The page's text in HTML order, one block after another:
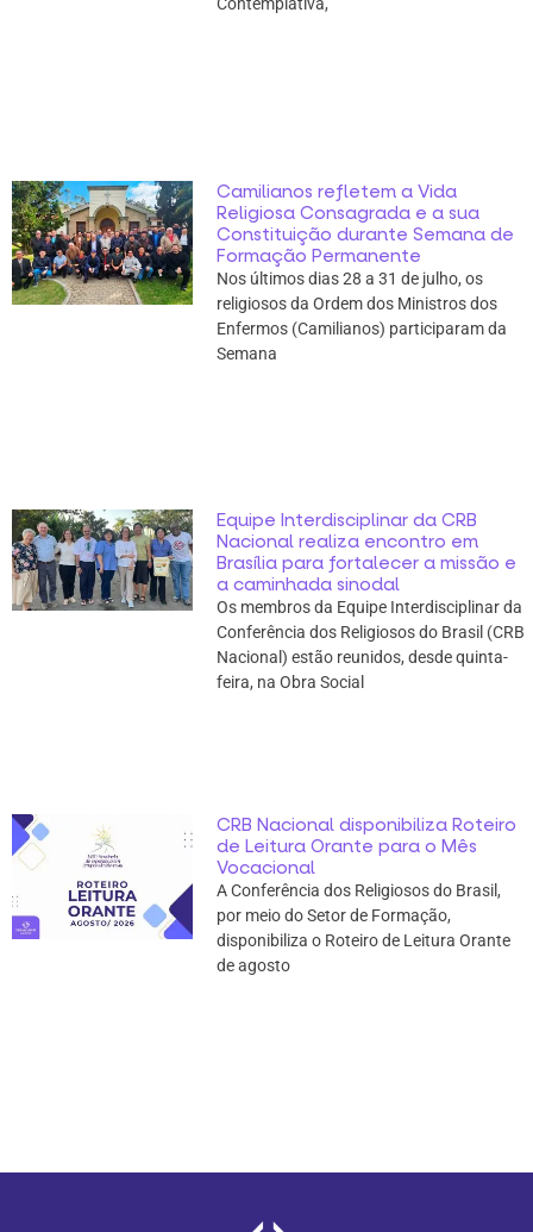
Contemplativa,
Camilianos refletem a Vida
Religiosa Consagrada e a sua
Constituição durante Semana de
Formação Permanente
Nos últimos dias 28 a 31 de julho, os
religiosos da Ordem dos Ministros dos
Enfermos (Camilianos) participaram da
Semana
Equipe Interdisciplinar da CRB
Nacional realiza encontro em
Brasília para fortalecer a missão e
a caminhada sinodal
Os membros da Equipe Interdisciplinar da
Conferência dos Religiosos do Brasil (CRB
Nacional) estão reunidos, desde quinta-
feira, na Obra Social
CRB Nacional disponibiliza Roteiro
de Leitura Orante para o Mês
Vocacional
A Conferência dos Religiosos do Brasil,
por meio do Setor de Formação,
disponibiliza o Roteiro de Leitura Orante
de agosto